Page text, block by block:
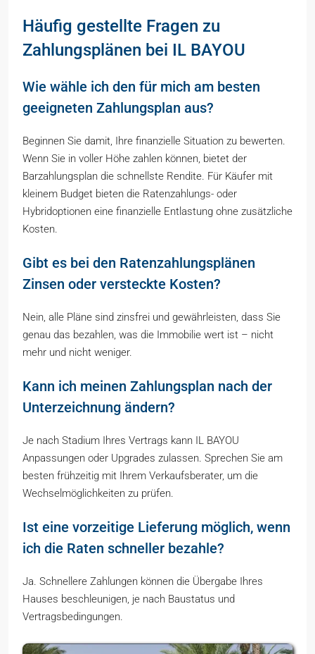
Häufig gestellte Fragen zu
Zahlungsplänen bei IL BAYOU
Wie wähle ich den für mich am besten
geeigneten Zahlungsplan aus?
Beginnen Sie damit, Ihre finanzielle Situation zu bewerten.
Wenn Sie in voller Höhe zahlen können, bietet der
Barzahlungsplan die schnellste Rendite. Für Käufer mit
kleinem Budget bieten die Ratenzahlungs- oder
Hybridoptionen eine finanzielle Entlastung ohne zusätzliche
Kosten.
Gibt es bei den Ratenzahlungsplänen
Zinsen oder versteckte Kosten?
Nein, alle Pläne sind zinsfrei und gewährleisten, dass Sie
genau das bezahlen, was die Immobilie wert ist – nicht
mehr und nicht weniger.
Kann ich meinen Zahlungsplan nach der
Unterzeichnung ändern?
Je nach Stadium Ihres Vertrags kann IL BAYOU
Anpassungen oder Upgrades zulassen. Sprechen Sie am
besten frühzeitig mit Ihrem Verkaufsberater, um die
Wechselmöglichkeiten zu prüfen.
Ist eine vorzeitige Lieferung möglich, wenn
ich die Raten schneller bezahle?
Ja. Schnellere Zahlungen können die Übergabe Ihres
Hauses beschleunigen, je nach Baustatus und
Vertragsbedingungen.